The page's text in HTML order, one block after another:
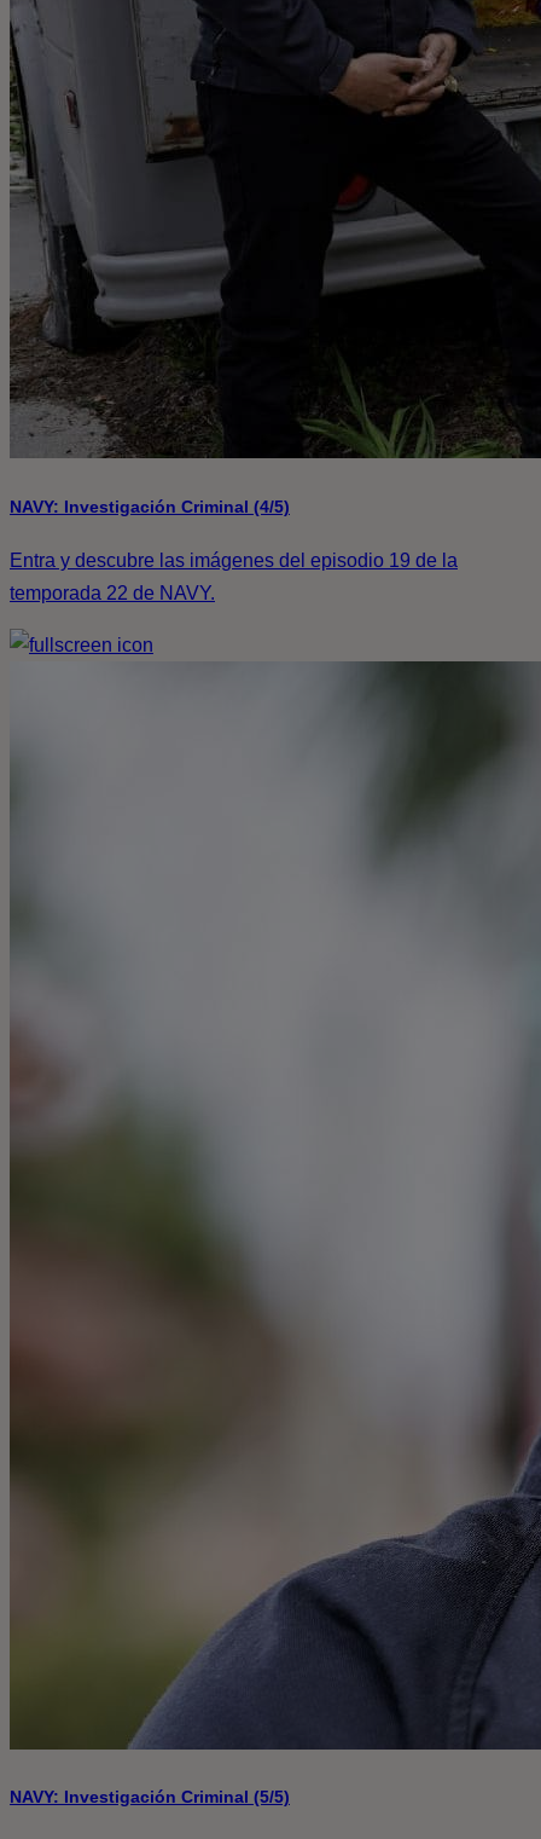
NAVY: Investigación Criminal (4/5)
Entra y descubre las imágenes del episodio 19 de la
temporada 22 de NAVY.
NAVY: Investigación Criminal (5/5)